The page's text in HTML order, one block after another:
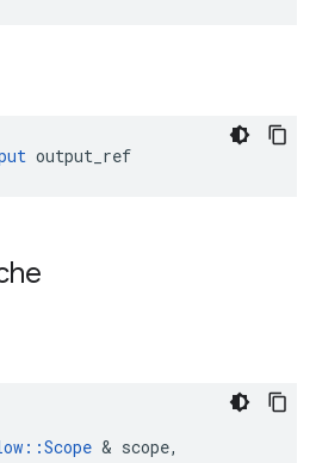
output_ref
::Scope & scope,